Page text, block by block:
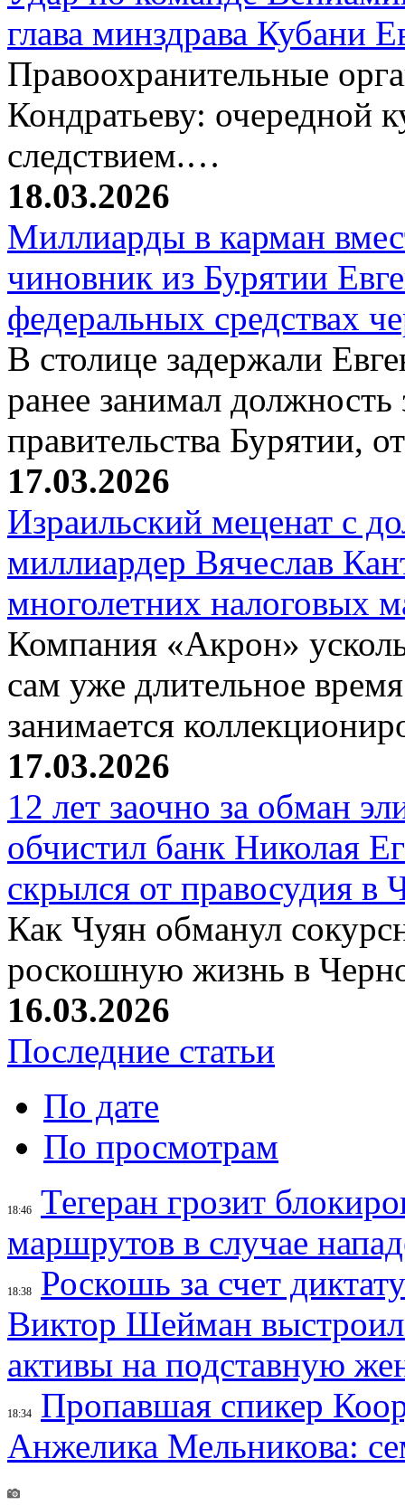
глава минздрава Кубани
Правоохранительные
Кондратьеву: очередной
следствием.…
18.03.2026
Миллиарды в карман
чиновник из Бурятии
федеральных средствах
В столице задержали
ранее занимал должность
правительства Бурятии,
17.03.2026
Израильский меценат с
миллиардер Вячеслав
многолетних налоговых
Компания «Акрон»
сам уже длительное
занимается
17.03.2026
12 лет заочно за обман
обчистил банк Николая
скрылся от правосудия в
Как Чуян обманул
роскошную жизнь в
16.03.2026
Последние статьи
По дате
По просмотрам
18:46
Тегеран грозит
маршрутов в случае
18:38
Роскошь за счет
Виктор Шейман выстроил
активы на подставную
18:34
Пропавшая спикер
Анжелика Мельникова: